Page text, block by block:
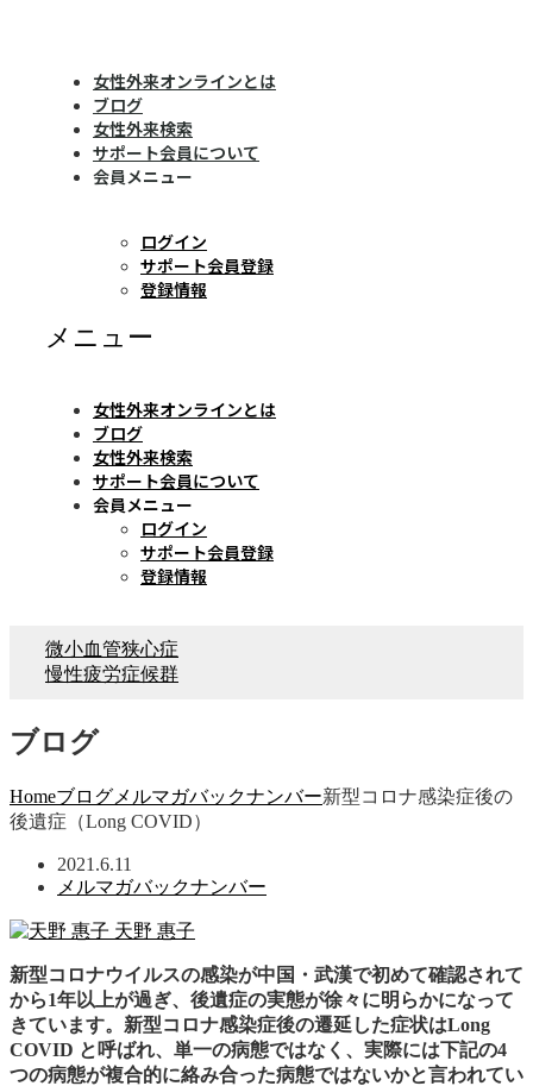
女性外来オンラインとは
ブログ
女性外来検索
サポート会員について
会員メニュー
ログイン
サポート会員登録
登録情報
メニュー
女性外来オンラインとは
ブログ
女性外来検索
サポート会員について
会員メニュー
ログイン
サポート会員登録
登録情報
微小血管狭心症
慢性疲労症候群
ブログ
Homeブログ メルマガバックナンバー新型コロナ感染症後の
後遺症（Long COVID）
2021.6.11
メルマガバックナンバー
天野 惠子
新型コロナウイルスの感染が中国・武漢で初めて確認されて
から1年以上が過ぎ、後遺症の実態が徐々に明らかになって
きています。新型コロナ感染症後の遷延した症状はLong
COVID と呼ばれ、単一の病態ではなく、実際には下記の4
つの病態が複合的に絡み合った病態ではないかと言われてい